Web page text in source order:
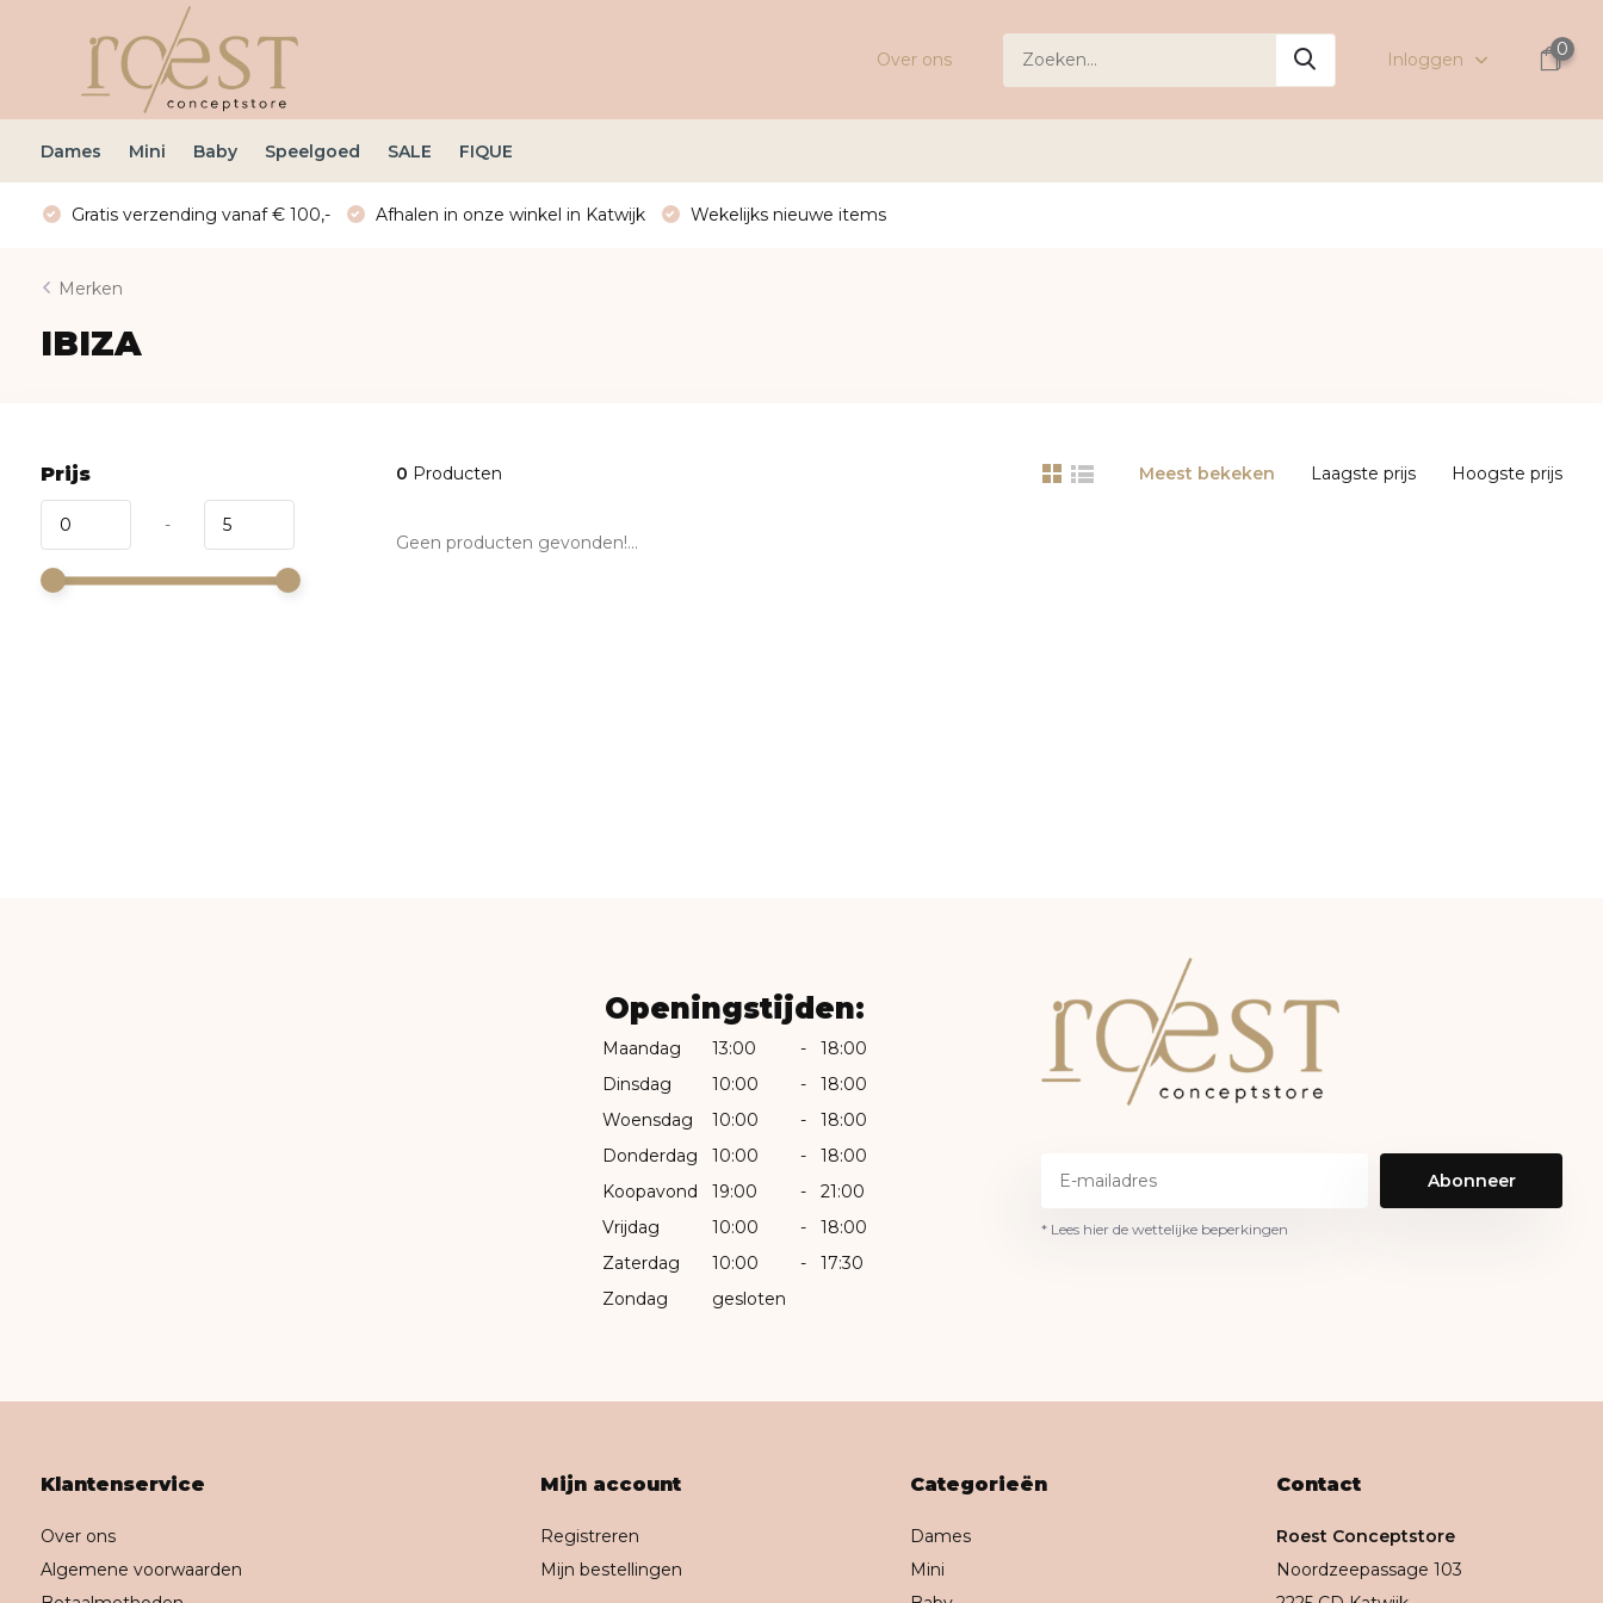
Over ons Inloggen
0
Dames Mini Baby Speelgoed SALE FIQUE
Gratis verzending vanaf € 100,- Afhalen in onze winkel in Katwijk Wekelijks nieuwe items
Merken
IBIZA
Prijs
-
0 Producten Meest bekeken Laagste prijs Hoogste prijs
Geen producten gevonden!...
Openingstijden:
Maandag 13:00 -
18:00
Dinsdag
10:00 -
18:00
Woensdag
10:00 -
18:00
Donderdag
10:00 -
18:00
Koopavond
19:00 -
21:00
Vrijdag
10:00 -
18:00
Zaterdag
10:00 -
17:30
Zondag
gesloten
Abonneer
* Lees hier de wettelijke beperkingen
Klantenservice
Over ons
Algemene voorwaarden
Mijn account
Registreren
Mijn bestellingen
Categorieën
Dames
Mini
Contact
Roest Conceptstore
Noordzeepassage 103